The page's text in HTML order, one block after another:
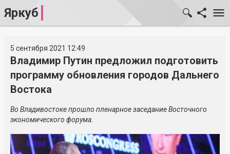
Яркуб
5 сентября 2021 12:49
Владимир Путин предложил подготовить
программу обновления городов Дальнего
Востока
Во Владивостоке прошло пленарное заседание Восточного
экономического форума.